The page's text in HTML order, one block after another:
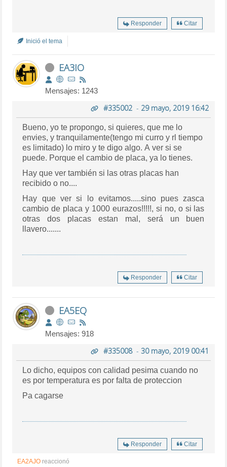
Responder Citar
Inició el tema
EA3IO
Mensajes: 1243
#335002- 29 mayo, 2019 16:42
Bueno, yo te propongo, si quieres, que me lo
envies, y tranquilamente(tengo mi curro y rl tiempo
es limitado) lo miro y te digo algo. A ver si se
puede. Porque el cambio de placa, ya lo tienes.
Hay que ver también si las otras placas han
recibido o no....
Hay que ver si lo evitamos.....sino pues zasca
cambio de placa y 1000 eurazos!!!!!, si no, o si las
otras dos placas estan mal, será un buen
llavero.......
Responder Citar
EA5EQ
Mensajes: 918
#335008- 30 mayo, 2019 00:41
Lo dicho, equipos con calidad pesima cuando no
es por temperatura es por falta de proteccion
Pa cagarse
Responder Citar
EA2AJO reaccionó